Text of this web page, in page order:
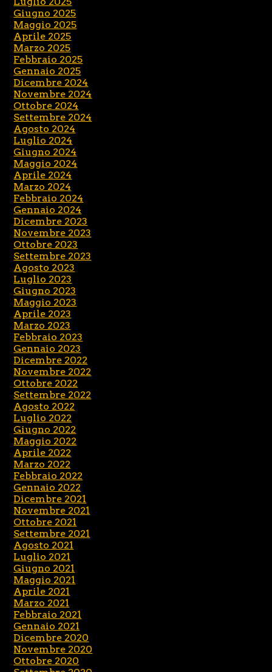
Giugno 2025
Maggio 2025
Aprile 2025
Marzo 2025
Febbraio 2025
Gennaio 2025
Dicembre 2024
Novembre 2024
Ottobre 2024
Settembre 2024
Agosto 2024
Luglio 2024
Giugno 2024
Maggio 2024
Aprile 2024
Marzo 2024
Febbraio 2024
Gennaio 2024
Dicembre 2023
Novembre 2023
Ottobre 2023
Settembre 2023
Agosto 2023
Luglio 2023
Giugno 2023
Maggio 2023
Aprile 2023
Marzo 2023
Febbraio 2023
Gennaio 2023
Dicembre 2022
Novembre 2022
Ottobre 2022
Settembre 2022
Agosto 2022
Luglio 2022
Giugno 2022
Maggio 2022
Aprile 2022
Marzo 2022
Febbraio 2022
Gennaio 2022
Dicembre 2021
Novembre 2021
Ottobre 2021
Settembre 2021
Agosto 2021
Luglio 2021
Giugno 2021
Maggio 2021
Aprile 2021
Marzo 2021
Febbraio 2021
Gennaio 2021
Dicembre 2020
Novembre 2020
Ottobre 2020